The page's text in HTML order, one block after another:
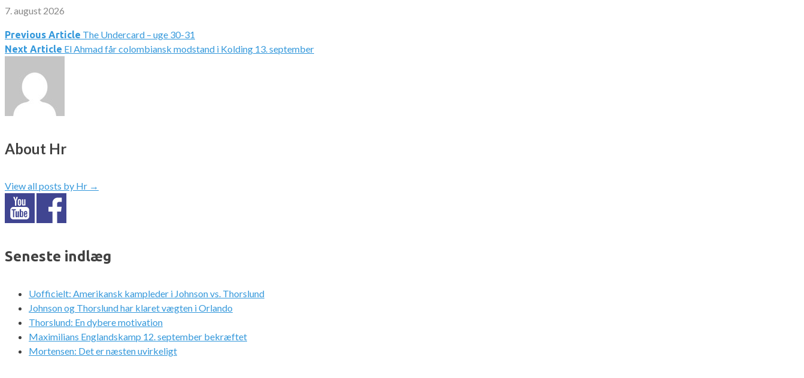
7. august 2026
Indlægsnavigation
Previous Article The Undercard – uge 30-31
Next Article El Ahmad får colombiansk modstand i Kolding 13. september
About Hr
View all posts by Hr →
Seneste indlæg
Uofficielt: Amerikansk kampleder i Johnson vs. Thorslund
Johnson og Thorslund har klaret vægten i Orlando
Thorslund: En dybere motivation
Maximilians Englandskamp 12. september bekræftet
Mortensen: Det er næsten uvirkeligt